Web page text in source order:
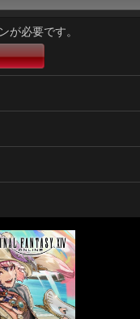
が必要です。